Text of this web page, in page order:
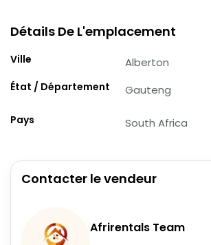
Détails De L'emplacement
Ville Alberton
État / Département Gauteng
Pays South Africa
Contacter le vendeur
Afrirentals Team